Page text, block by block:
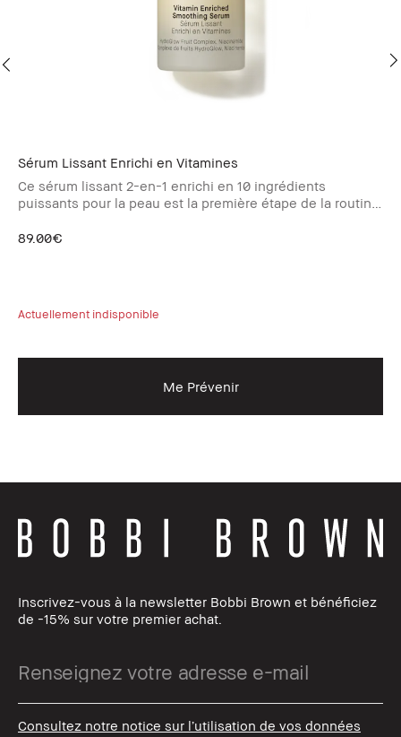
Sérum Lissant Enrichi en Vitamines
Ce sérum lissant 2-en-1 enrichi en 10 ingrédients
puissants pour la peau est la première étape de la routine
89.00€
Actuellement indisponible
Me Prévenir
Inscrivez-vous à la newsletter Bobbi Brown et bénéficiez
de -15% sur votre premier achat.
Consultez notre notice sur l’utilisation de vos données